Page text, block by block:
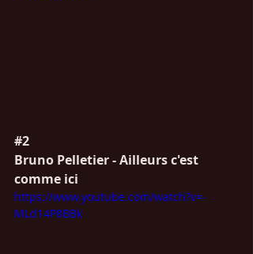
#2
Bruno Pelletier - Ailleurs c'est
comme ici
https://www.youtube.com/watch?v=-
MLd14P8BBk